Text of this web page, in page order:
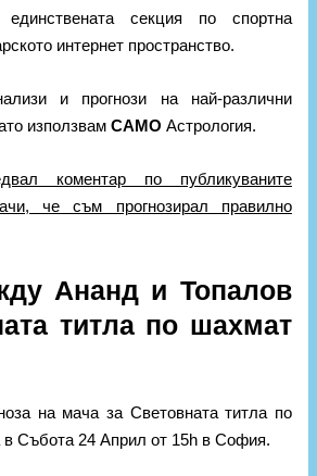
секция по спортна
интернет пространство.
и прогнози на най-различни
използвамСАМОАстрология.
коментар по публикуваните
че съм прогнозирал правилно
Ананд и Топалов
титла по шахмат
на мача за Световната титла по
в Събота 24 Април от 15h в София.